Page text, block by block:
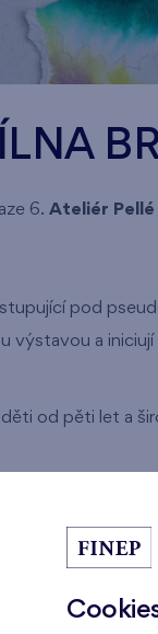
6. Ateliér Pellé
pod
výstavou a
děti od pěti let a
hod.